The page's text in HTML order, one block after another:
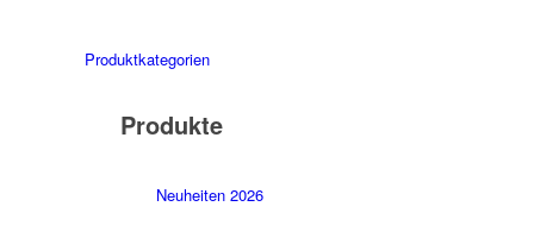
Produktkategorien
Produkte
Neuheiten 2026